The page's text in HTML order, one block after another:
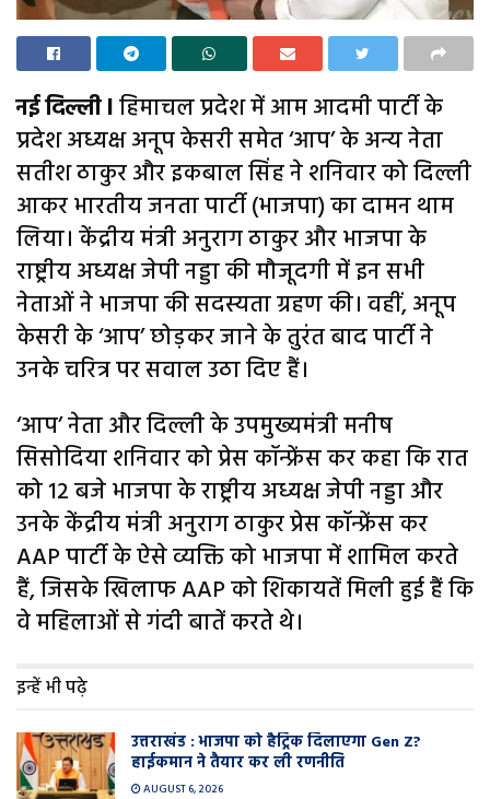
नई दिल्ली lहिमाचल प्रदेश में आम आदमी पार्टी के
प्रदेश अध्यक्ष अनूप केसरी समेत ‘आप’ के अन्य नेता
सतीश ठाकुर और इकबाल सिंह ने शनिवार को दिल्ली
आकर भारतीय जनता पार्टी (भाजपा) का दामन थाम
लिया। केंद्रीय मंत्री अनुराग ठाकुर और भाजपा के
राष्ट्रीय अध्यक्ष जेपी नड्डा की मौजूदगी में इन सभी
नेताओं ने भाजपा की सदस्यता ग्रहण की। वहीं, अनूप
केसरी के ‘आप’ छोड़कर जाने के तुरंत बाद पार्टी ने
उनके चरित्र पर सवाल उठा दिए हैं।
‘आप’ नेता और दिल्ली के उपमुख्यमंत्री मनीष
सिसोदिया शनिवार को प्रेस कॉन्फ्रेंस कर कहा कि रात
को 12 बजे भाजपा के राष्ट्रीय अध्यक्ष जेपी नड्डा और
उनके केंद्रीय मंत्री अनुराग ठाकुर प्रेस कॉन्फ्रेंस कर
AAP पार्टी के ऐसे व्यक्ति को भाजपा में शामिल करते
हैं, जिसके खिलाफ AAP को शिकायतें मिली हुई हैं कि
वे महिलाओं से गंदी बातें करते थे।
इन्हें भी पढ़े
उत्तराखंड : भाजपा को हैट्रिक दिलाएगा Gen Z?
हाईकमान ने तैयार कर ली रणनीति
AUGUST 6, 2026